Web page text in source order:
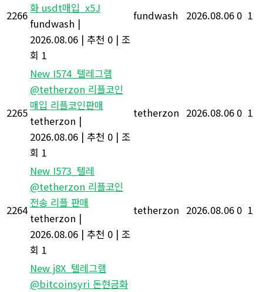
2266
화 usdt매입_x5J
fundwash |
2026.08.06 | 추천 0 | 조
회 1
fundwash 2026.08.06 0 1
2265
New I574_텔레그램
@tetherzon 리플코인
매입 리플코인판매
tetherzon |
2026.08.06 | 추천 0 | 조
회 1
tetherzon 2026.08.06 0 1
2264
New I573_텔레
@tetherzon 리플코인
전송 리플 판매
tetherzon |
2026.08.06 | 추천 0 | 조
회 1
tetherzon 2026.08.06 0 1
New j8X_텔레그램
@bitcoinsyri 돈현금화